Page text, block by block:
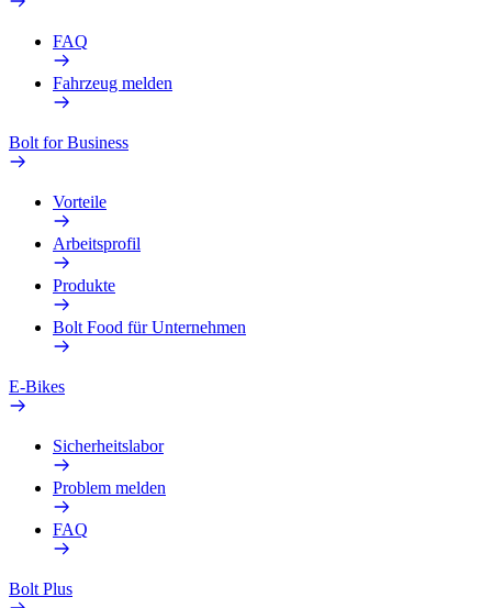
FAQ
Fahrzeug melden
Bolt for Business
Vorteile
Arbeitsprofil
Produkte
Bolt Food für Unternehmen
E-Bikes
Sicherheitslabor
Problem melden
FAQ
Bolt Plus